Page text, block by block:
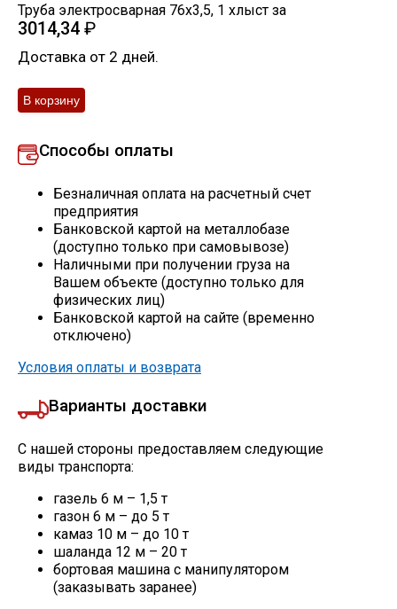
Нержавейка
Алюминиевый прокат
Труба электросварная 76х3,5, 1 хлыст за
3014,34 ₽
Доставка от 2 дней.
Способы оплаты
Безналичная оплата на расчетный счет
предприятия
Банковской картой на металлобазе
(доступно только при самовывозе)
Наличными при получении груза на
Вашем объекте (доступно только для
физических лиц)
Банковской картой на сайте (временно
отключено)
Условия оплаты и возврата
Варианты доставки
С нашей стороны предоставляем следующие
виды транспорта:
газель 6 м – 1,5 т
газон 6 м – до 5 т
камаз 10 м – до 10 т
шаланда 12 м – 20 т
бортовая машина с манипулятором
(заказывать заранее)